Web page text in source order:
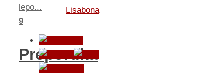
lepo...
9
Preporuka
Lisabona